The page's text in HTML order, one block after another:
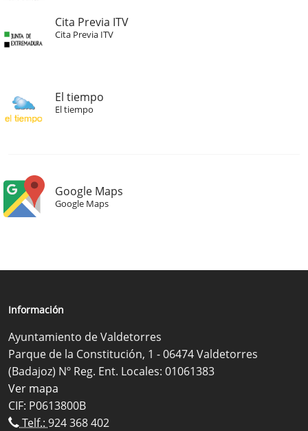
Cita Previa ITV
Cita Previa ITV
El tiempo
El tiempo
Google Maps
Google Maps
Información
Ayuntamiento de Valdetorres
Parque de la Constitución, 1 - 06474 Valdetorres
(Badajoz) Nº Reg. Ent. Locales: 01061383
Ver mapa
CIF: P0613800B
Telf.: 924 368 402